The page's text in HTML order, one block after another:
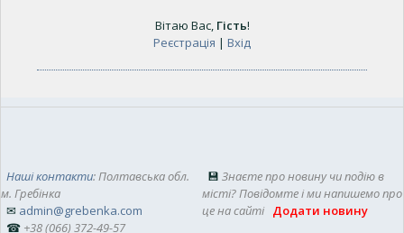
Вітаю Вас, Гість!
Реєстрація | Вхід
Наші контакти: Полтавська обл.
м. Гребінка
✉ admin@grebenka.com
☎ +38 (066) 372-49-57
💾 Знаєте про новину чи подію в
місті? Повідомте і ми напишемо про
це на сайті Додати новину